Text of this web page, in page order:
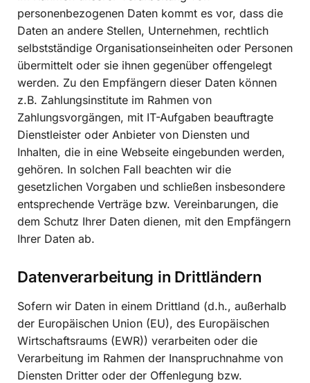
personenbezogenen Daten kommt es vor, dass die
Daten an andere Stellen, Unternehmen, rechtlich
selbstständige Organisationseinheiten oder Personen
übermittelt oder sie ihnen gegenüber offengelegt
werden. Zu den Empfängern dieser Daten können
z.B. Zahlungsinstitute im Rahmen von
Zahlungsvorgängen, mit IT-Aufgaben beauftragte
Dienstleister oder Anbieter von Diensten und
Inhalten, die in eine Webseite eingebunden werden,
gehören. In solchen Fall beachten wir die
gesetzlichen Vorgaben und schließen insbesondere
entsprechende Verträge bzw. Vereinbarungen, die
dem Schutz Ihrer Daten dienen, mit den Empfängern
Ihrer Daten ab.
Datenverarbeitung in Drittländern
Sofern wir Daten in einem Drittland (d.h., außerhalb
der Europäischen Union (EU), des Europäischen
Wirtschaftsraums (EWR)) verarbeiten oder die
Verarbeitung im Rahmen der Inanspruchnahme von
Diensten Dritter oder der Offenlegung bzw.